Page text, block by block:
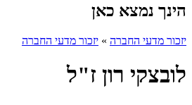
הינך נמצא כאן
יזכור מדעי החברה » יזכור מדעי החברה
לובצקי רון ז"ל